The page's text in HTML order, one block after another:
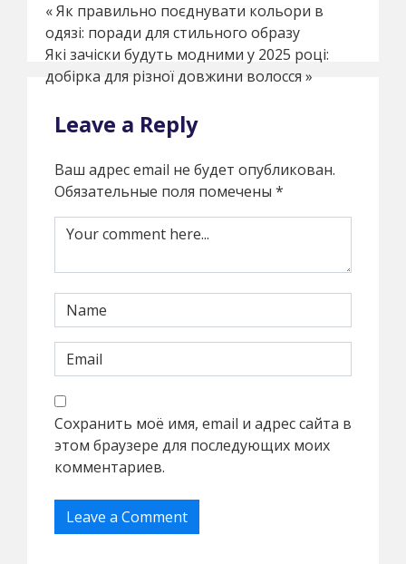
«Як правильно поєднувати кольори в
одязі: поради для стильного образу
Які зачіски будуть модними у 2025 році:
добірка для різної довжини волосся »
Leave a Reply
Ваш адрес email не будет опубликован.
Обязательные поля помечены *
Сохранить моё имя, email и адрес сайта в
этом браузере для последующих моих
комментариев.